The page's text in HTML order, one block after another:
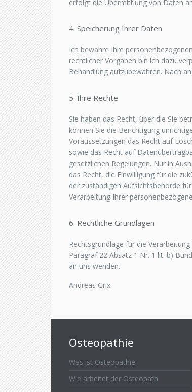
erfolgt die Übermittlung von Daten
4. Speicherung Ihrer Daten
Ich bewahre Ihre
rechtlicher Vorgaben bin ich dazu
Behandlung aufzubewahren. Nach
5. Ihre Rechte
Sie haben das Recht, über die Sie
können Sie die Berichtigung
Voraussetzungen das Recht auf
sowie das Recht auf
gesetzlichen Regelungen. Nur in
das Recht, die Einwilligung für die
der zuständigen Aufsichtsbehörde
Verarbeitung Ihrer
6. Rechtliche Grundlagen
Rechtsgrundlage für die
Paragraf 22 Absatz 1 Nr. 1 lit. b)
an uns wenden.
Andreas Grix
Osteopathie
Was ist Osteopathie
Wie arbeitet der Osteopath